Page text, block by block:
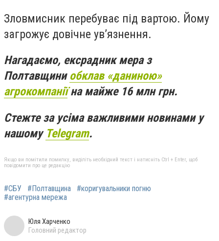
Зловмисник перебуває під вартою. Йому
загрожує довічне ув’язнення.
Нагадаємо, ексрадник мера з
Полтавщини обклав «даниною»
агрокомпаніїна майже 16 млн грн.
Стежте за усіма важливими новинами у
нашому Telegram.
Якщо ви помітили помилку, виділіть необхідний текст і натисніть Ctrl + Enter, щоб
повідомити про це редакцію
#СБУ #Полтавщина
#коригувальники погню
#агентурна мережа
Юля Харченко
Головний редактор